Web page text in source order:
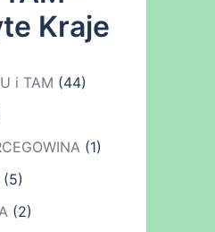
Kraje
i TAM (44)
(1)
(2)